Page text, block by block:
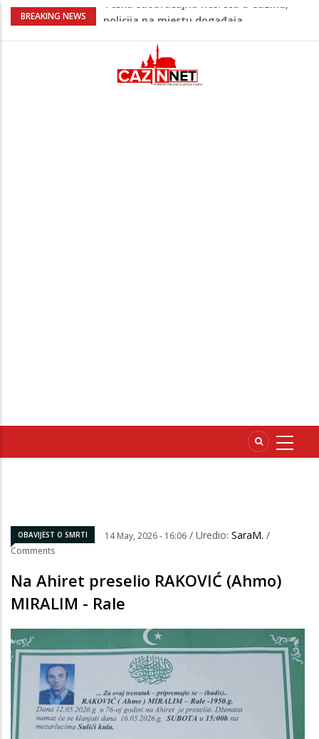
BREAKING NEWS
Ovo je 24-godišnji mladić koji je izgubio
Na Ahiret preselio LJUBIJANKIĆ (Hasan)
Na Ahiret preselio HALILOVIĆ (Smajil)
OBAVIJEST O SMRTI 14 May, 2026 - 16:06 / Uredio: SaraM. /
Comments
Na Ahiret preselio RAKOVIĆ (Ahmo)
MIRALIM - Rale